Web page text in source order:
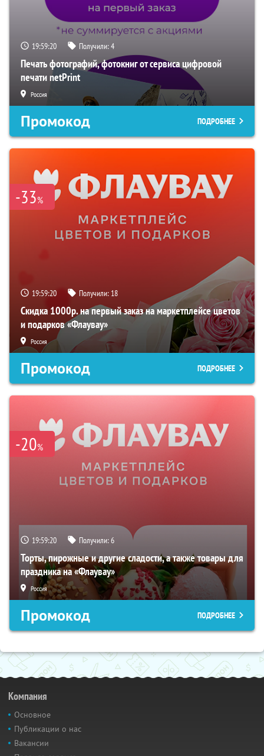
19:59:19 Получили:4
Печать фотографий, фотокниг от сервиса цифровой
печати netPrint
Россия
Промокод ПОДРОБНЕЕ
-33%
19:59:19 Получили: 18
Скидка 1000р. на первый заказ на маркетплейсе цветов
и подарков «Флаувау»
Россия
Промокод ПОДРОБНЕЕ
-20%
19:59:19 Получили:6
Торты, пирожные и другие сладости, а также товары для
праздника на «Флаувау»
Россия
Промокод ПОДРОБНЕЕ
Компания
Основное
Публикации о нас
Вакансии